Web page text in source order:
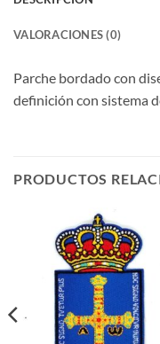
VALORACIONES (0)
Parche bordado con
definición con sistema
PRODUCTOS